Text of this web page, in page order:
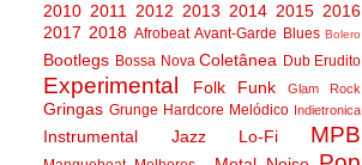
2010 2011 2012 2013 2014 2015 2016
2017 2018 Afrobeat Avant-Garde Blues Bolero
Bootlegs Bossa Nova Coletânea Dub Erudito
Experimental Folk Funk Glam Rock
Gringas Grunge Hardcore Melódico Indietronica
Instrumental Jazz Lo-Fi MPB